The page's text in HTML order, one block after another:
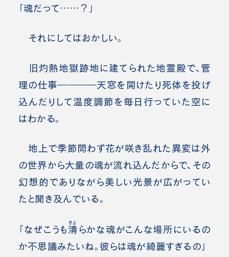
「魂だって……？」
それにしてはおかしい。
旧灼熱地獄跡地に建てられた地霊殿で、管
理の仕事――――天窓を開けたり死体を投げ
込んだりして温度調節を毎日行っていた空に
はわかる。
地上で季節問わず花が咲き乱れた異変は外
の世界から大量の魂が流れ込んだからで、その
幻想的でありながら美しい光景が広がってい
たと聞き及んでいる。
「なぜこうも 清
きよ
らかな魂がこんな場所にいるの
か不思議みたいね。彼らは魂が綺麗すぎるの 」